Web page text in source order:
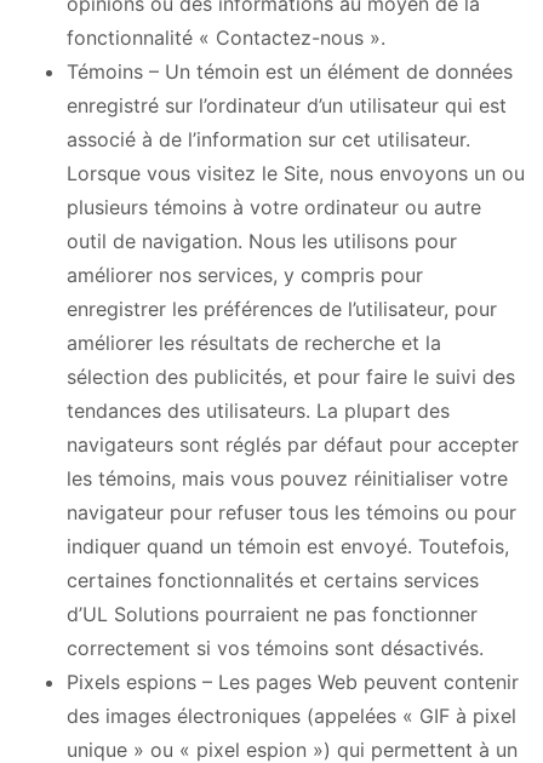
fonctionnalité « Contactez-nous ».
Témoins – Un témoin est un élément de données
enregistré sur l’ordinateur d’un utilisateur qui est
associé à de l’information sur cet utilisateur.
Lorsque vous visitez le Site, nous envoyons un ou
plusieurs témoins à votre ordinateur ou autre
outil de navigation. Nous les utilisons pour
améliorer nos services, y compris pour
enregistrer les préférences de l’utilisateur, pour
améliorer les résultats de recherche et la
sélection des publicités, et pour faire le suivi des
tendances des utilisateurs. La plupart des
navigateurs sont réglés par défaut pour accepter
les témoins, mais vous pouvez réinitialiser votre
navigateur pour refuser tous les témoins ou pour
indiquer quand un témoin est envoyé. Toutefois,
certaines fonctionnalités et certains services
d’UL Solutions pourraient ne pas fonctionner
correctement si vos témoins sont désactivés.
Pixels espions – Les pages Web peuvent contenir
des images électroniques (appelées « GIF à pixel
unique » ou « pixel espion ») qui permettent à un